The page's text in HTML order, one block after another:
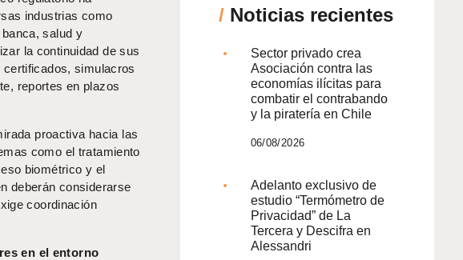
industrias como
salud y
la continuidad de sus
simulacros
reportes en plazos
proactiva hacia las
como el tratamiento
biométrico y el
deberán considerarse
coordinación
en el entorno
/Noticias recientes
Sector privado crea
Asociación contra las
economías ilícitas para
combatir el contrabando
y la piratería en Chile
06/08/2026
Adelanto exclusivo de
estudio “Termómetro de
Privacidad” de La
Tercera y Descifra en
Alessandri